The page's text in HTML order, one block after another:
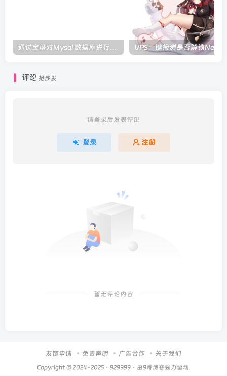
评论 抢沙发
请登录后发表评论
登录 注册
暂无评论内容
友链申请 免责声明 广告合作 关于我们
Copyright © 2024-2025 · 929999· 由9哥博客强力驱动.